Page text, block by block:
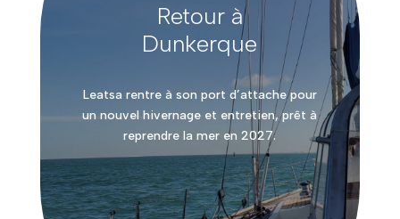
Retour à
Dunkerque
Leatsa rentre à son port d’attache pour
un nouvel hivernage et entretien, prêt à
reprendre la mer en 2027.